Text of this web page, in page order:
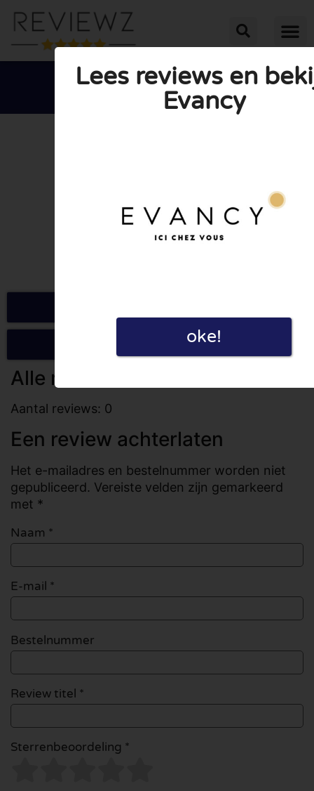
 
Schrijf een review
Alle reviews
Aantal reviews: 0
Een review achterlaten
Het e-mailadres en bestelnummer worden niet
gepubliceerd. Vereiste velden zijn gemarkeerd
met *
Naam *
E-mail *
Bestelnummer
Review titel *
Sterrenbeoordeling *
Lees reviews en
Evancy
oke!